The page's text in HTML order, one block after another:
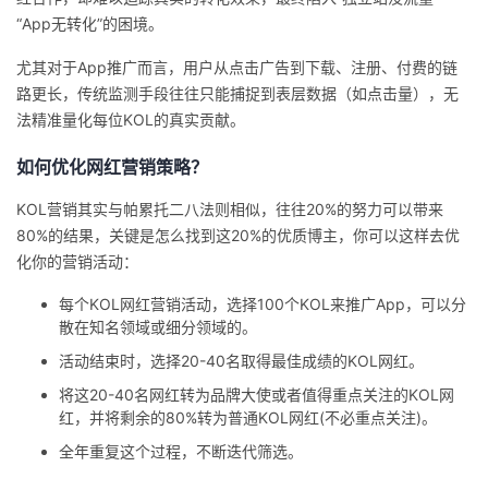
博
客
的
论
坛
我
的
圈
子
我
的
直
播
我
的
活
动
我
的
关
堂
我
的
课
我
的
证
我
实
的
我
的
技
术
支
持
我
的
云
声
建
“App无转化”的困境。
尤其对于App推广而言，用户从点击广告到下载、注册、付费的链
路更长，传统监测手段往往只能捕捉到表层数据（如点击量），无
法精准量化每位KOL的真实贡献。
如何优化网红营销策略？
KOL营销其实与帕累托二八法则相似，往往20%的努力可以带来
80%的结果，关键是怎么找到这20%的优质博主， 你可以这样去优
化你的营销活动：
每个KOL网红营销活动，选择100个KOL来推广App，可以分
散在知名领域或细分领域的。
活动结束时，选择20-40名取得最佳成绩的KOL网红。
将这20-40名网红转为品牌大使或者值得重点关注的KOL网
红，并将剩余的80%转为普通KOL网红(不必重点关注)。
全年重复这个过程，不断迭代筛选。